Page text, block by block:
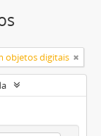
objetos digitais